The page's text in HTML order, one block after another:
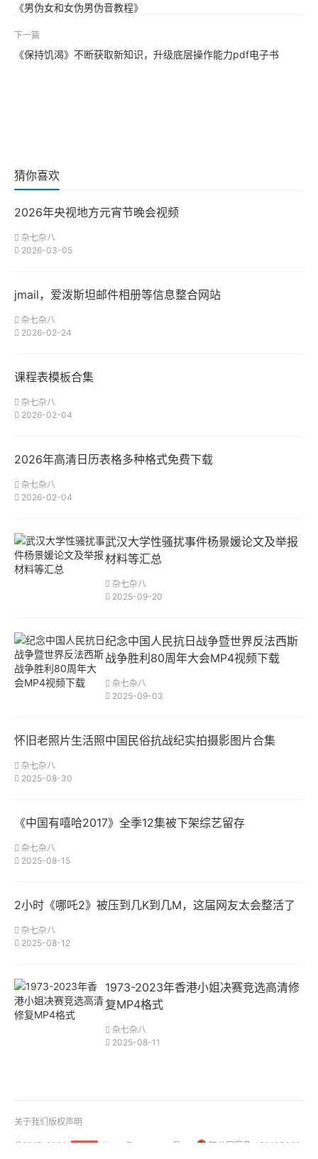
《男伪女和女伪男伪音教程》
下一篇
《保持饥渴》不断获取新知识，升级底层操作能力pdf电子书
猜你喜欢
2026年央视地方元宵节晚会视频
杂七杂八
2026-03-05
jmail，爱泼斯坦邮件相册等信息整合网站
杂七杂八
2026-02-24
课程表模板合集
杂七杂八
2026-02-04
2026年高清日历表格多种格式免费下载
杂七杂八
2026-02-04
武汉大学性骚扰事件杨景媛论文及举报
材料等汇总
杂七杂八
2025-09-20
纪念中国人民抗日战争暨世界反法西斯
战争胜利80周年大会MP4视频下载
杂七杂八
2025-09-03
怀旧老照片生活照中国民俗抗战纪实拍摄影图片合集
杂七杂八
2025-08-30
《中国有嘻哈2017》全季12集被下架综艺留存
杂七杂八
2025-08-15
2小时《哪吒2》被压到几K到几M，这届网友太会整活了
杂七杂八
2025-08-12
1973-2023年香港小姐决赛竞选高清修
复MP4格式
杂七杂八
2025-08-11
关于我们 版权声明
@2017-2026 桂ICP备18001158号-1
桂公网安备 450107020